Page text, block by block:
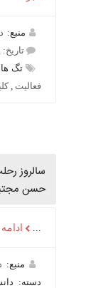
منبع:
تاریخ: ۱۴۰۵/۰۵/۱۸
تگ ها:
,
سالروز رحلت
حسن مجتبی
ادامه خبر
منبع:
دسته: